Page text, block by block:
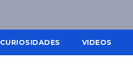
CURIOSIDADES VIDEOS